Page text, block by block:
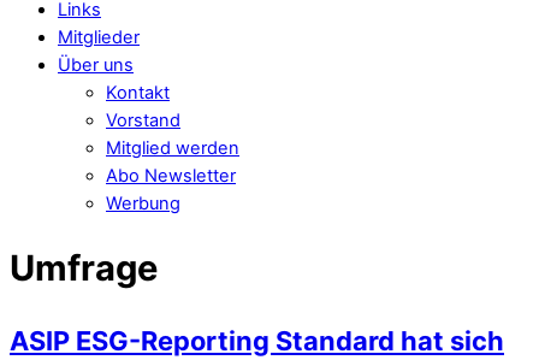
Links
Mitglieder
Über uns
Kontakt
Vorstand
Mitglied werden
Abo Newsletter
Werbung
Umfrage
ASIP ESG-Reporting Standard hat sich